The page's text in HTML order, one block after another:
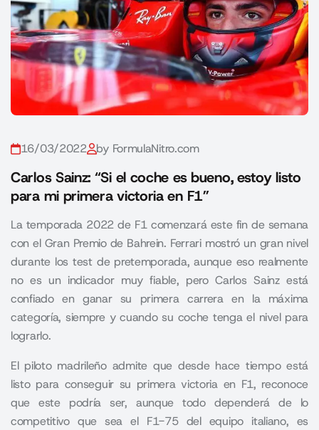
16/03/2022 by FormulaNitro.com
Carlos Sainz: “Si el coche es bueno, estoy listo
para mi primera victoria en F1”
La temporada 2022 de F1 comenzará este fin de semana
con el Gran Premio de Bahrein. Ferrari mostró un gran nivel
durante los test de pretemporada, aunque eso realmente
no es un indicador muy fiable, pero Carlos Sainz está
confiado en ganar su primera carrera en la máxima
categoría, siempre y cuando su coche tenga el nivel para
lograrlo.
El piloto madrileño admite que desde hace tiempo está
listo para conseguir su primera victoria en F1, reconoce
que este podría ser, aunque todo dependerá de lo
competitivo que sea el F1-75 del equipo italiano, es